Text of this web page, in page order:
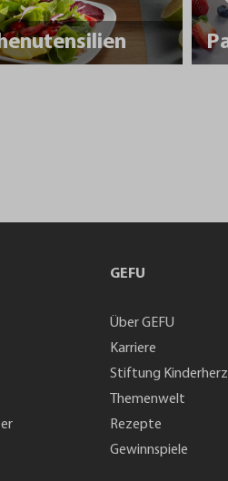
GEFU
Über GEFU
Karriere
Stiftung Kinderherz
Themenwelt
Rezepte
Gewinnspiele